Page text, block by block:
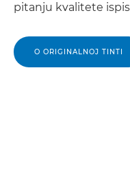
pitanju kvalitete
O ORIGINALNOJ TINTI